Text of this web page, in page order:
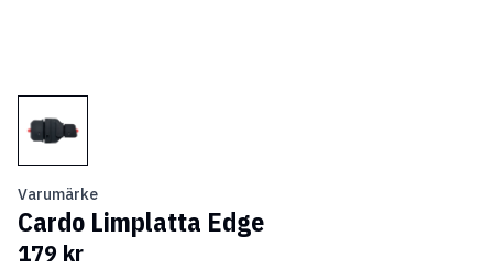
Varumärke
Cardo Limplatta Edge
179 kr